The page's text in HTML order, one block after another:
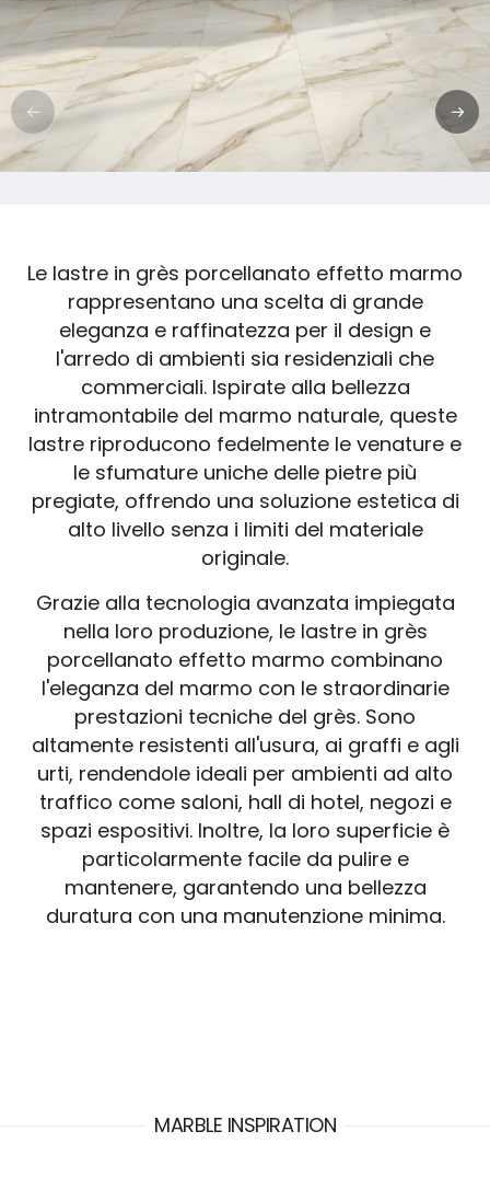
Le lastre in grès porcellanato effetto marmo
rappresentano una scelta di grande
eleganza e raffinatezza per il design e
l'arredo di ambienti sia residenziali che
commerciali. Ispirate alla bellezza
intramontabile del marmo naturale, queste
lastre riproducono fedelmente le venature e
le sfumature uniche delle pietre più
pregiate, offrendo una soluzione estetica di
alto livello senza i limiti del materiale
originale.
Grazie alla tecnologia avanzata impiegata
nella loro produzione, le lastre in grès
porcellanato effetto marmo combinano
l'eleganza del marmo con le straordinarie
prestazioni tecniche del grès. Sono
altamente resistenti all'usura, ai graffi e agli
urti, rendendole ideali per ambienti ad alto
traffico come saloni, hall di hotel, negozi e
spazi espositivi. Inoltre, la loro superficie è
particolarmente facile da pulire e
mantenere, garantendo una bellezza
duratura con una manutenzione minima.
MARBLE INSPIRATION